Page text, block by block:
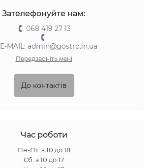
Зателефонуйте нам:
068 419 27 13
E-MAIL: admin@gostro.in.ua
Передзвоніть мені
До контактів
Час роботи
Пн-Пт: з 10 до 18
Сб: з 10 до 17